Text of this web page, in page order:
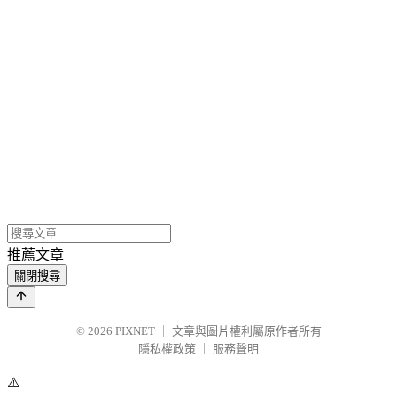
推薦文章
關閉搜尋
© 2026 PIXNET
文章與圖片權利屬原作者所有
隱私權政策
服務聲明
⚠️